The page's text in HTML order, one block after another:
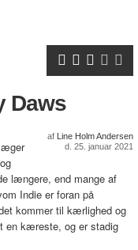
Daws
af Line Holm Andersen
d. 25. januar 2021
længere, end mange af
Indie er foran på
kommer til kærlighed og
en kæreste, og er stadig